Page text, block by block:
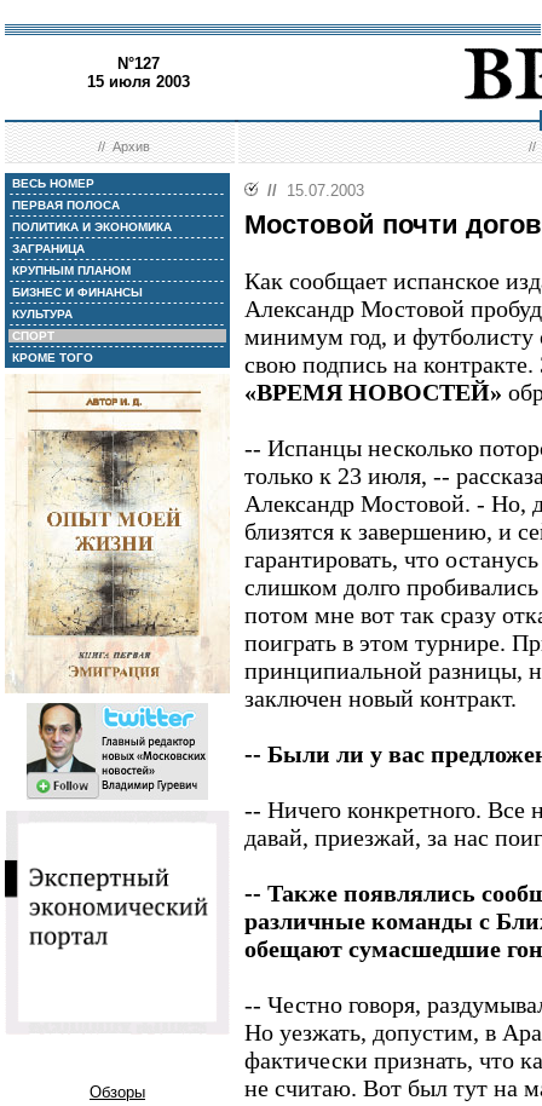
N°127
15 июля 2003
//Архив //
ВЕСЬ НОМЕР
ПЕРВАЯ ПОЛОСА
ПОЛИТИКА И ЭКОНОМИКА
ЗАГРАНИЦА
КРУПНЫМ ПЛАНОМ
БИЗНЕС И ФИНАНСЫ
КУЛЬТУРА
СПОРТ
КРОМЕ ТОГО
Обзоры
// 15.07.2003
Мостовой почти
Как сообщает испанское
Александр Мостовой
минимум год, и футболисту
свою подпись на
«ВРЕМЯ НОВОСТЕЙ»
-- Испанцы несколько
только к 23 июля, --
Александр Мостовой. - Но,
близятся к завершению, и
гарантировать, что
слишком долго
потом мне вот так сразу
поиграть в этом турнире.
принципиальной разницы,
заключен новый контракт.
-- Были ли у вас
-- Ничего конкретного. Все
давай, приезжай, за нас
-- Также появлялись
различные команды с
обещают сумасшедшие
-- Честно говоря,
Но уезжать, допустим, в
фактически признать, что
не считаю. Вот был тут на